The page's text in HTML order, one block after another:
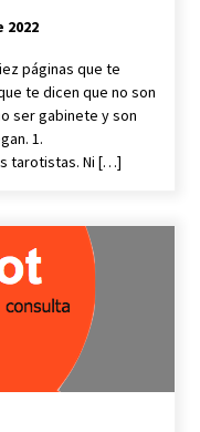
se jubila
canal holístico de
Presencial en toda
páginas que te
te dicen que no son
ser gabinete y son
1.
tarotistas. Ni […]